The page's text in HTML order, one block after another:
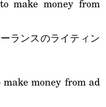
make money from
ランスのライティン
money from ad